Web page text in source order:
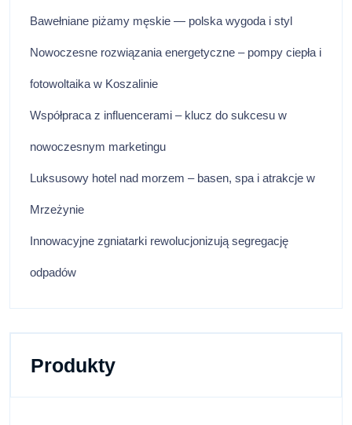
Bawełniane piżamy męskie — polska wygoda i styl
Nowoczesne rozwiązania energetyczne – pompy ciepła i
fotowoltaika w Koszalinie
Współpraca z influencerami – klucz do sukcesu w
nowoczesnym marketingu
Luksusowy hotel nad morzem – basen, spa i atrakcje w
Mrzeżynie
Innowacyjne zgniatarki rewolucjonizują segregację
odpadów
Produkty